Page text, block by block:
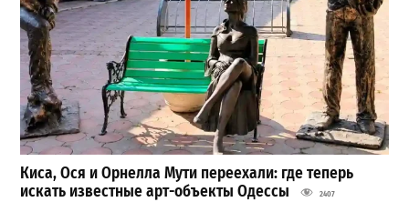
Киса, Ося и Орнелла Мути переехали: где теперь
искать известные арт-объекты Одессы
2407